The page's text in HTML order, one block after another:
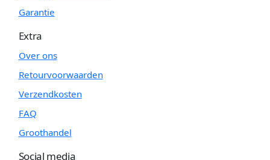
Garantie
Extra
Over ons
Retourvoorwaarden
Verzendkosten
FAQ
Groothandel
Social media